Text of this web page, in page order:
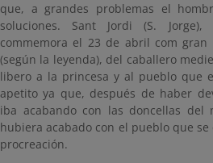
que, a grandes problemas el
soluciones. Sant Jordi (S.
commemora el 23 de abril com gran
(según la leyenda), del caballero
libero a la princesa y al pueblo que
apetito ya que, después de haber
iba acabando con las doncellas del
hubiera acabado con el pueblo que
procreación.